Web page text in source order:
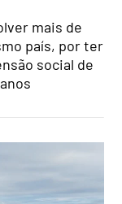
mais de
país, por ter
social de